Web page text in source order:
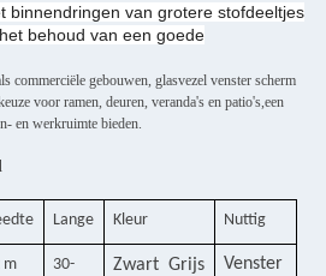
binnendringen van grotere stofdeeltjes
behoud van een goede
commerciële gebouwen, glasvezel venster scherm
voor ramen, deuren, veranda's en patio's,een
en werkruimte bieden.
Lange Kleur Nuttig
m
30-
Zwart Grijs
Venster